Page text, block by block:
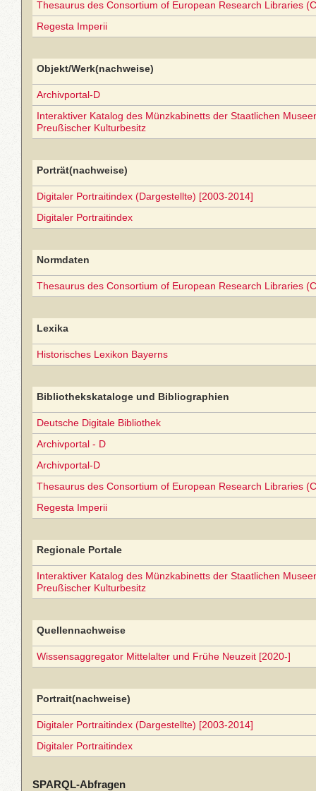
Thesaurus des Consortium of European Research Libraries
Regesta Imperii
Objekt/Werk(nachweise)
Archivportal-D
Interaktiver Katalog des Münzkabinetts der Staatlichen
Preußischer Kulturbesitz
Porträt(nachweise)
Digitaler Portraitindex (Dargestellte) [2003-2014]
Digitaler Portraitindex
Normdaten
Thesaurus des Consortium of European Research Libraries
Lexika
Historisches Lexikon Bayerns
Bibliothekskataloge und Bibliographien
Deutsche Digitale Bibliothek
Archivportal - D
Archivportal-D
Thesaurus des Consortium of European Research Libraries
Regesta Imperii
Regionale Portale
Interaktiver Katalog des Münzkabinetts der Staatlichen
Preußischer Kulturbesitz
Quellennachweise
Wissensaggregator Mittelalter und Frühe Neuzeit [2020-]
Portrait(nachweise)
Digitaler Portraitindex (Dargestellte) [2003-2014]
Digitaler Portraitindex
SPARQL-Abfragen